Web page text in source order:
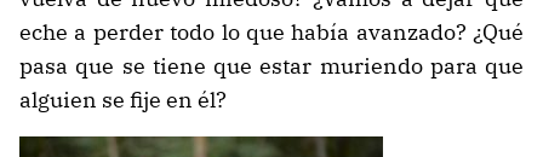
eche a perder todo lo que había avanzado? ¿Qué
pasa que se tiene que estar muriendo para que
alguien se fije en él?